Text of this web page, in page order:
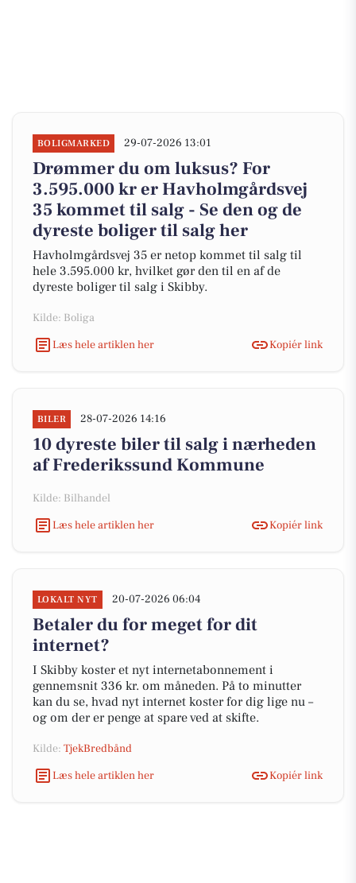
BOLIGMARKED 29-07-2026 13:01
Drømmer du om luksus? For
3.595.000 kr er Havholmgårdsvej
35 kommet til salg - Se den og de
dyreste boliger til salg her
Havholmgårdsvej 35 er netop kommet til salg til
hele 3.595.000 kr, hvilket gør den til en af de
dyreste boliger til salg i Skibby.
Kilde: Boliga
Læs hele artiklen her
Kopiér link
BILER 28-07-2026 14:16
10 dyreste biler til salg i nærheden
af Frederikssund Kommune
Kilde: Bilhandel
Læs hele artiklen her
Kopiér link
LOKALT NYT 20-07-2026 06:04
Betaler du for meget for dit
internet?
I Skibby koster et nyt internetabonnement i
gennemsnit 336 kr. om måneden. På to minutter
kan du se, hvad nyt internet koster for dig lige nu –
og om der er penge at spare ved at skifte.
Kilde: TjekBredbånd
Læs hele artiklen her
Kopiér link